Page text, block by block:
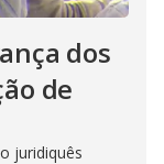
dos
de
juridiquês